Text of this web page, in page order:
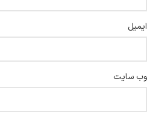
ایمیل
وب‌ سایت